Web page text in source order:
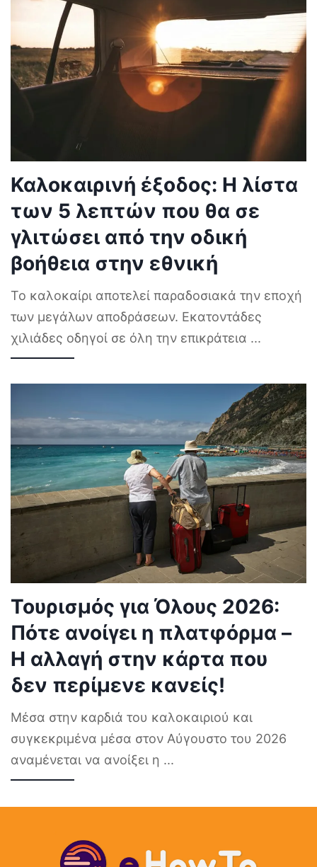
Καλοκαιρινή έξοδος: Η λίστα
των 5 λεπτών που θα σε
γλιτώσει από την οδική
βοήθεια στην εθνική
Το καλοκαίρι αποτελεί παραδοσιακά την εποχή
των μεγάλων αποδράσεων. Εκατοντάδες
χιλιάδες οδηγοί σε όλη την επικράτεια ...
Τουρισμός για Όλους 2026:
Πότε ανοίγει η πλατφόρμα –
Η αλλαγή στην κάρτα που
δεν περίμενε κανείς!
Μέσα στην καρδιά του καλοκαιριού και
συγκεκριμένα μέσα στον Αύγουστο του 2026
αναμένεται να ανοίξει η ...